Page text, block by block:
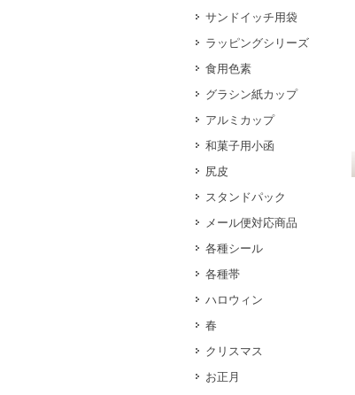
サンドイッチ用袋
ラッピングシリーズ
食用色素
グラシン紙カップ
アルミカップ
和菓子用小函
尻皮
スタンドパック
メール便対応商品
各種シール
各種帯
ハロウィン
春
クリスマス
お正月